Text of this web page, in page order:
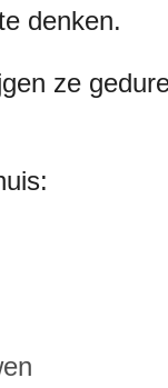
denken.
ze